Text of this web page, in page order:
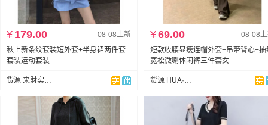
08-08上新
¥ 179.00
秋上新条纹套装短外套+半身裙两件套
套装运动套装
货源 来財实拍店
08-08
¥69.00
短款收腰显瘦连帽外套+吊带背心+抽
宽松微喇休闲裤三件套女
货源 HUA·STUDIO